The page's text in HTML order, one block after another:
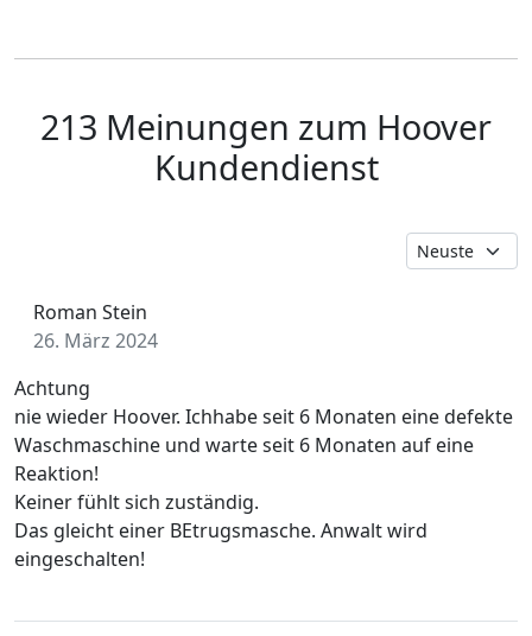
213 Meinungen zum Hoover
Kundendienst
Roman Stein
26. März 2024
Achtung
nie wieder Hoover. Ichhabe seit 6 Monaten eine defekte
Waschmaschine und warte seit 6 Monaten auf eine
Reaktion!
Keiner fühlt sich zuständig.
Das gleicht einer BEtrugsmasche. Anwalt wird
eingeschalten!